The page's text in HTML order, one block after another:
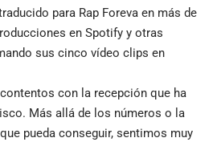
para Rap Foreva en más de
en Spotify y otras
sus cinco vídeo clips en
con la recepción que ha
Más allá de los números o la
pueda conseguir, sentimos muy